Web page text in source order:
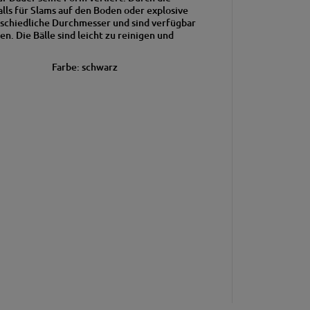
für Slams auf den Boden oder explosive
Durchmesser und sind verfügbar
Die Bälle sind leicht zu reinigen und
Farbe: schwarz